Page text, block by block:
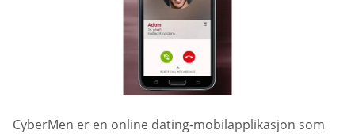
CyberMen er en online dating-mobilapplikasjon som